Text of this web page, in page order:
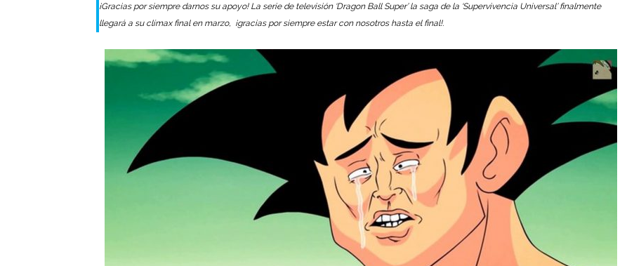
¡Gracias por siempre darnos su apoyo! La serie de televisión ‘Dragon Ball Super’ la saga de la ‘Supervivencia Universal’ finalmente
llegará a su clímax final en marzo, ¡gracias por siempre estar con nosotros hasta el final!.